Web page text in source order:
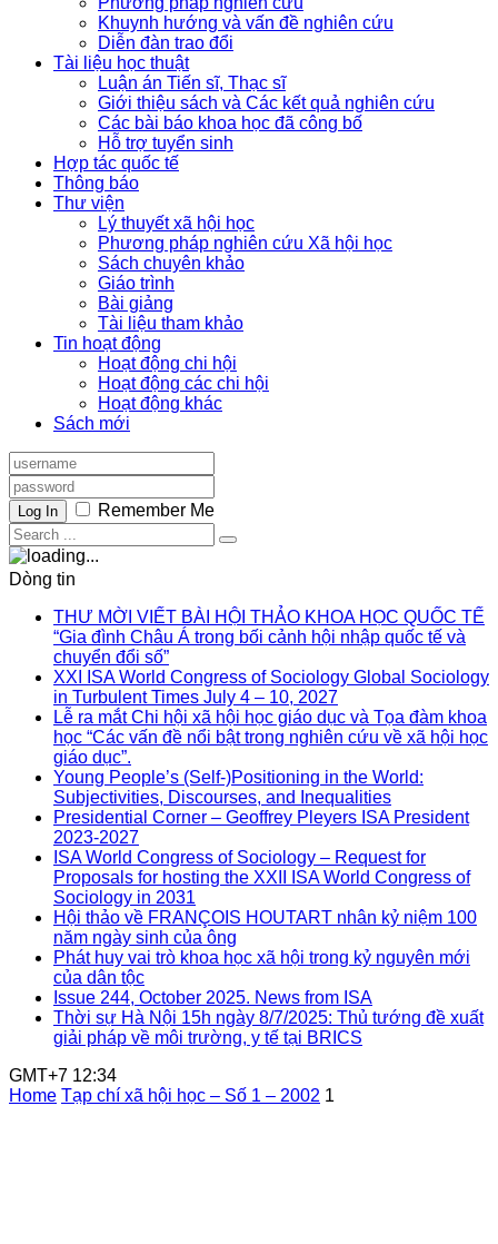
Khuynh hướng và vấn đề nghiên cứu
Diễn đàn trao đổi
Tài liệu học thuật
Luận án Tiến sĩ, Thạc sĩ
Giới thiệu sách và Các kết quả nghiên cứu
Các bài báo khoa học đã công bố
Hỗ trợ tuyển sinh
Hợp tác quốc tế
Thông báo
Thư viện
Lý thuyết xã hội học
Phương pháp nghiên cứu Xã hội học
Sách chuyên khảo
Giáo trình
Bài giảng
Tài liệu tham khảo
Tin hoạt động
Hoạt động chi hội
Hoạt động các chi hội
Hoạt động khác
Sách mới
Log In Remember Me
Dòng tin
THƯ MỜI VIẾT BÀI HỘI THẢO KHOA HỌC QUỐC TẾ
“Gia đình Châu Á trong bối cảnh hội nhập quốc tế và
chuyển đổi số”
XXI ISA World Congress of Sociology Global Sociology
in Turbulent Times July 4 – 10, 2027
Lễ ra mắt Chi hội xã hội học giáo dục và Tọa đàm khoa
học “Các vấn đề nổi bật trong nghiên cứu về xã hội học
giáo dục”.
Young People’s (Self-)Positioning in the World:
Subjectivities, Discourses, and Inequalities
Presidential Corner – Geoffrey Pleyers ISA President
2023-2027
ISA World Congress of Sociology – Request for
Proposals for hosting the XXII ISA World Congress of
Sociology in 2031
Hội thảo về FRANÇOIS HOUTART nhân kỷ niệm 100
năm ngày sinh của ông
Phát huy vai trò khoa học xã hội trong kỷ nguyên mới
của dân tộc
Issue 244, October 2025. News from ISA
Thời sự Hà Nội 15h ngày 8/7/2025: Thủ tướng đề xuất
giải pháp về môi trường, y tế tại BRICS
GMT+7 12:34
Home Tạp chí xã hội học – Số 1 – 2002 1